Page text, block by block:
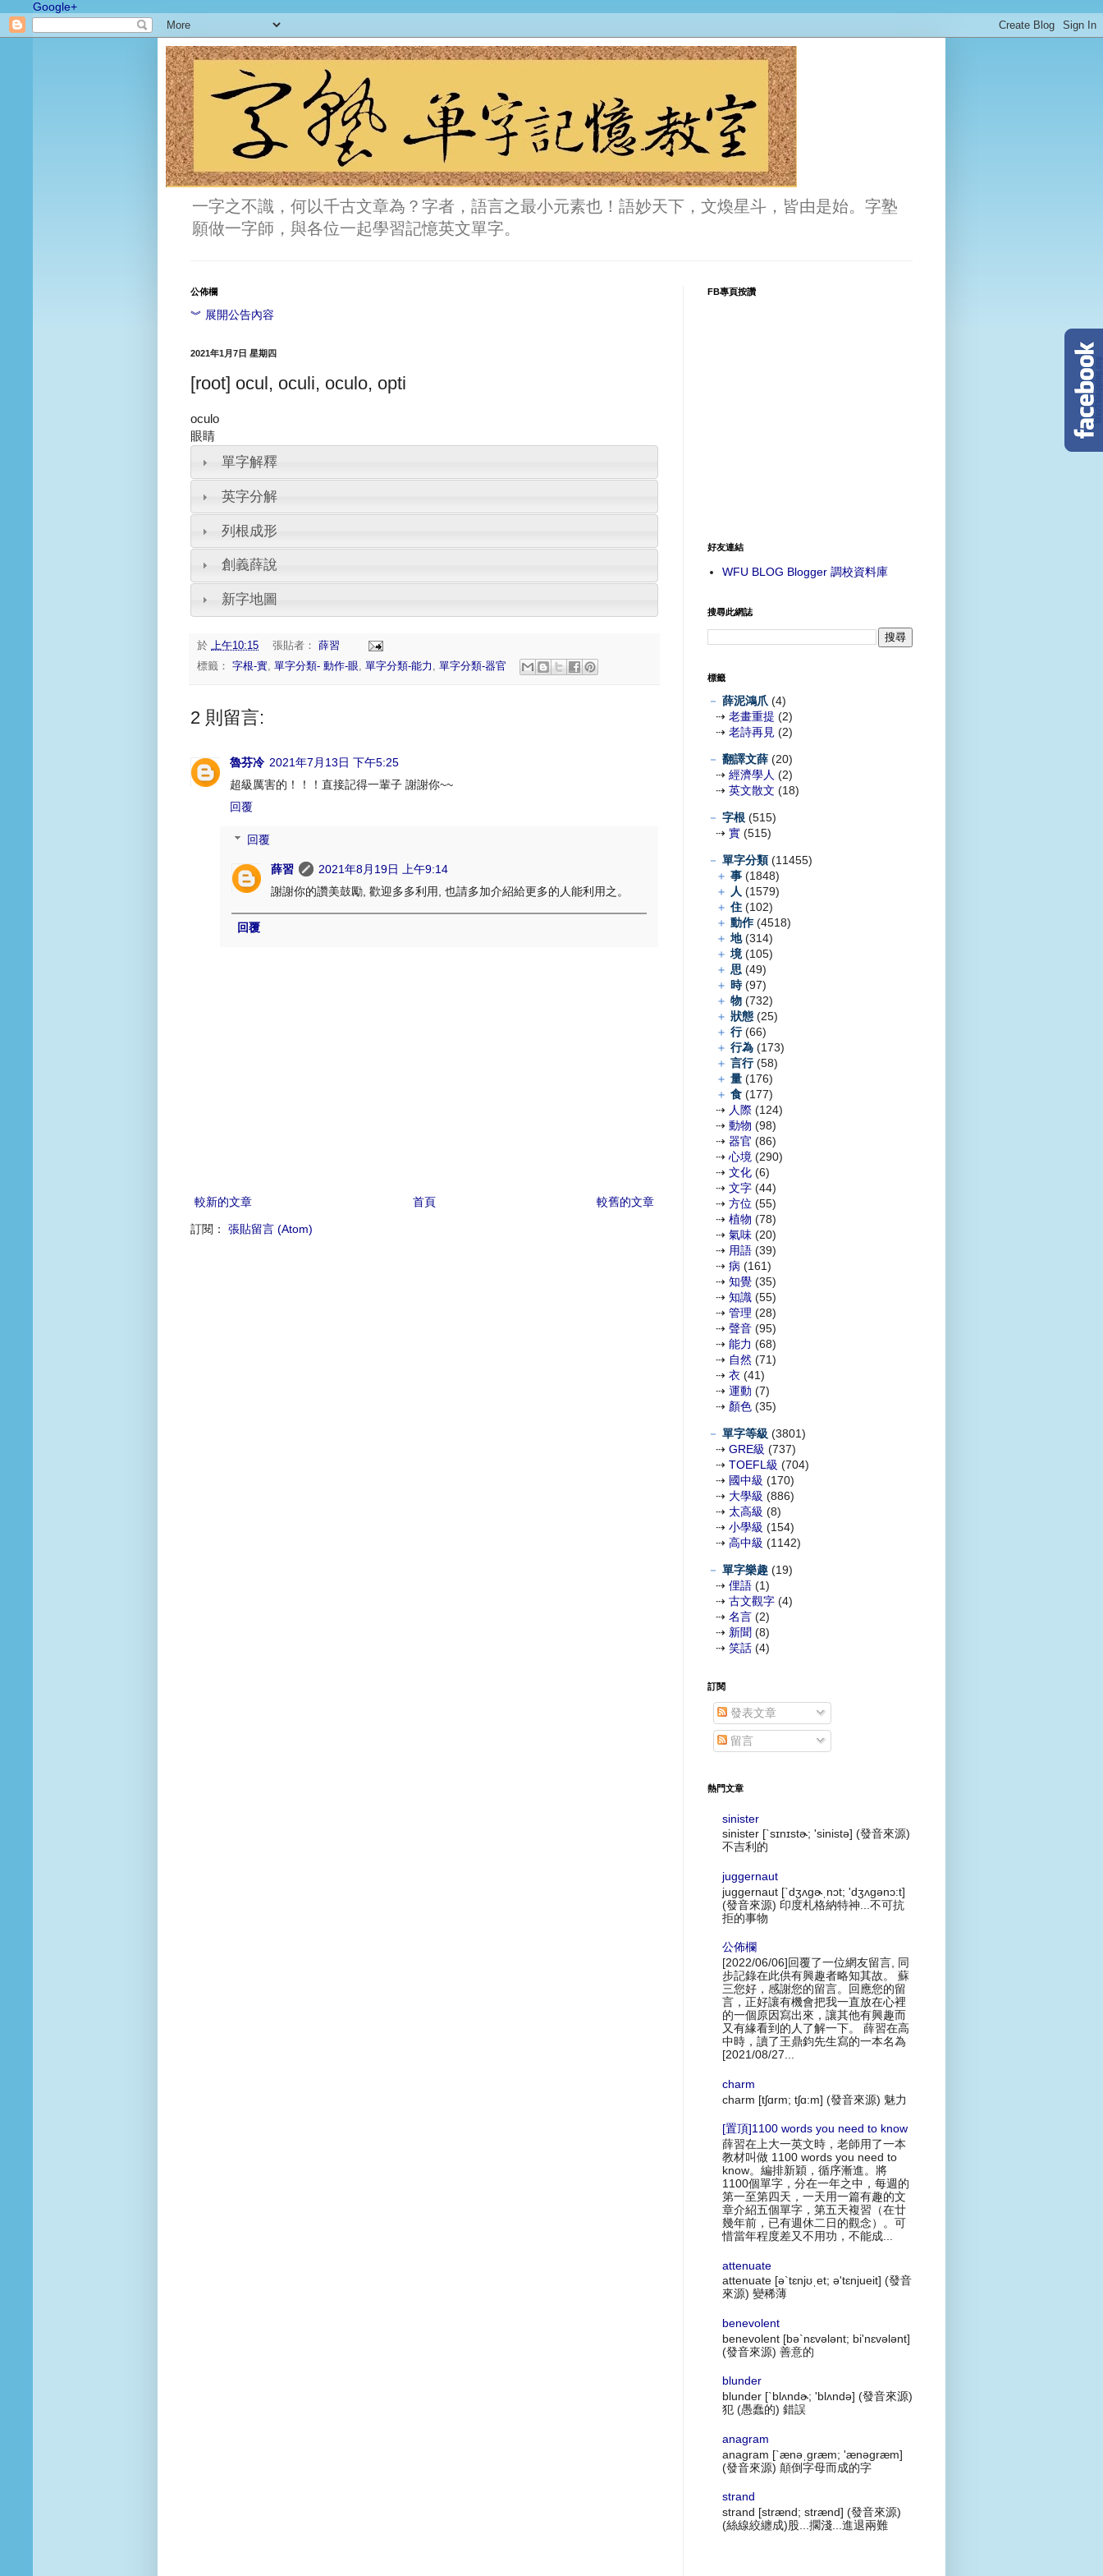
Google+
一字之不識，何以千古文章為？字者，語言之最小元素也！語妙天下，文煥星斗，皆由是始。字塾
願做一字師，與各位一起學習記憶英文單字。
公佈欄
︾ 展開公告內容
2021年1月7日 星期四
[root] ocul, oculi, oculo, opti
oculo
眼睛
單字解釋
英字分解
列根成形
創義薛說
新字地圖
於 上午10:15 張貼者： 薛習
標籤： 字根-實, 單字分類- 動作-眼, 單字分類-能力 , 單字分類-器官
2 則留言:
魯芬冷 2021年7月13日 下午5:25
超級厲害的！！！直接記得一輩子 謝謝你~~
回覆
回覆
薛習
2021年8月19日 上午9:14
謝謝你的讚美鼓勵, 歡迎多多利用, 也請多加介紹給更多的人能利用之。
回覆
較新的文章 較舊的文章
首頁
訂閱： 張貼留言 (Atom)
FB專頁按讚
好友連結
WFU BLOG Blogger 調校資料庫
搜尋此網誌
標籤
－ 薛泥鴻爪 (4)
⇢ 老畫重提 (2)
⇢ 老詩再見 (2)
－ 翻譯文薛 (20)
⇢ 經濟學人 (2)
⇢ 英文散文 (18)
－ 字根 (515)
⇢ 實 (515)
－ 單字分類 (11455)
＋ 事 (1848)
＋
人 (1579)
＋ 住 (102)
＋ 動作 (4518)
＋ 地 (314)
＋ 境 (105)
＋ 思 (49)
＋ 時 (97)
＋ 物 (732)
＋ 狀態 (25)
＋ 行 (66)
＋ 行為 (173)
＋ 言行 (58)
＋ 量 (176)
＋ 食 (177)
⇢ 人際 (124)
⇢ 動物 (98)
⇢ 器官 (86)
⇢ 心境 (290)
⇢ 文化 (6)
⇢ 文字 (44)
⇢ 方位 (55)
⇢ 植物 (78)
⇢ 氣味 (20)
⇢ 用語 (39)
⇢ 病 (161)
⇢ 知覺 (35)
⇢ 知識 (55)
⇢ 管理 (28)
⇢ 聲音 (95)
⇢ 能力 (68)
⇢ 自然 (71)
⇢ 衣 (41)
⇢ 運動 (7)
⇢ 顏色 (35)
－ 單字等級 (3801)
⇢ GRE級 (737)
⇢ TOEFL級 (704)
⇢ 國中級 (170)
⇢ 大學級 (886)
⇢ 太高級 (8)
⇢ 小學級 (154)
⇢ 高中級 (1142)
－ 單字樂趣 (19)
⇢ 俚語 (1)
⇢ 古文觀字 (4)
⇢ 名言 (2)
⇢ 新聞 (8)
⇢ 笑話 (4)
訂閱
發表文章
留言
熱門文章
sinister
sinister [`sɪnɪstɚ; 'sinistə] (發音來源)
不吉利的
juggernaut
juggernaut [`dʒʌgɚˌnɔt; 'dʒʌgənɔ:t]
(發音來源) 印度札格納特神...不可抗
拒的事物
公佈欄
[2022/06/06]回覆了一位網友留言, 同
步記錄在此供有興趣者略知其故。 蘇
三您好，感謝您的留言。回應您的留
言，正好讓有機會把我一直放在心裡
的一個原因寫出來，讓其他有興趣而
又有緣看到的人了解一下。 薛習在高
中時，讀了王鼎鈞先生寫的一本名為
[2021/08/27...
charm
charm [tʃɑrm; tʃɑ:m] (發音來源) 魅力
[置頂]1100 words you need to know
薛習在上大一英文時，老師用了一本
教材叫做 1100 words you need to
know。編排新穎，循序漸進。將
1100個單字，分在一年之中，每週的
第一至第四天，一天用一篇有趣的文
章介紹五個單字，第五天複習（在廿
幾年前，已有週休二日的觀念）。可
惜當年程度差又不用功，不能成...
attenuate
attenuate [ə`tɛnjʊˌet; ə'tɛnjueit] (發音
來源) 變稀薄
benevolent
benevolent [bə`nɛvələnt; bi'nɛvələnt]
(發音來源) 善意的
blunder
blunder [`blʌndɚ; 'blʌndə] (發音來源)
犯 (愚蠢的) 錯誤
anagram
anagram [`ænəˌgræm; 'ænəgræm]
(發音來源) 顛倒字母而成的字
strand
strand [strænd; strænd] (發音來源)
(絲線絞纏成)股...擱淺...進退兩難